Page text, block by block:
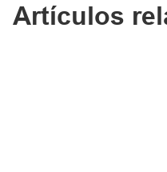
Artículos